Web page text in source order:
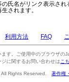
氏名がリンク表示さ
されます。
利用方法 FAQ
す。ご使用中のブラウザの
ジに関するお問い合わせは こ
All Rights Reserved. 著作権